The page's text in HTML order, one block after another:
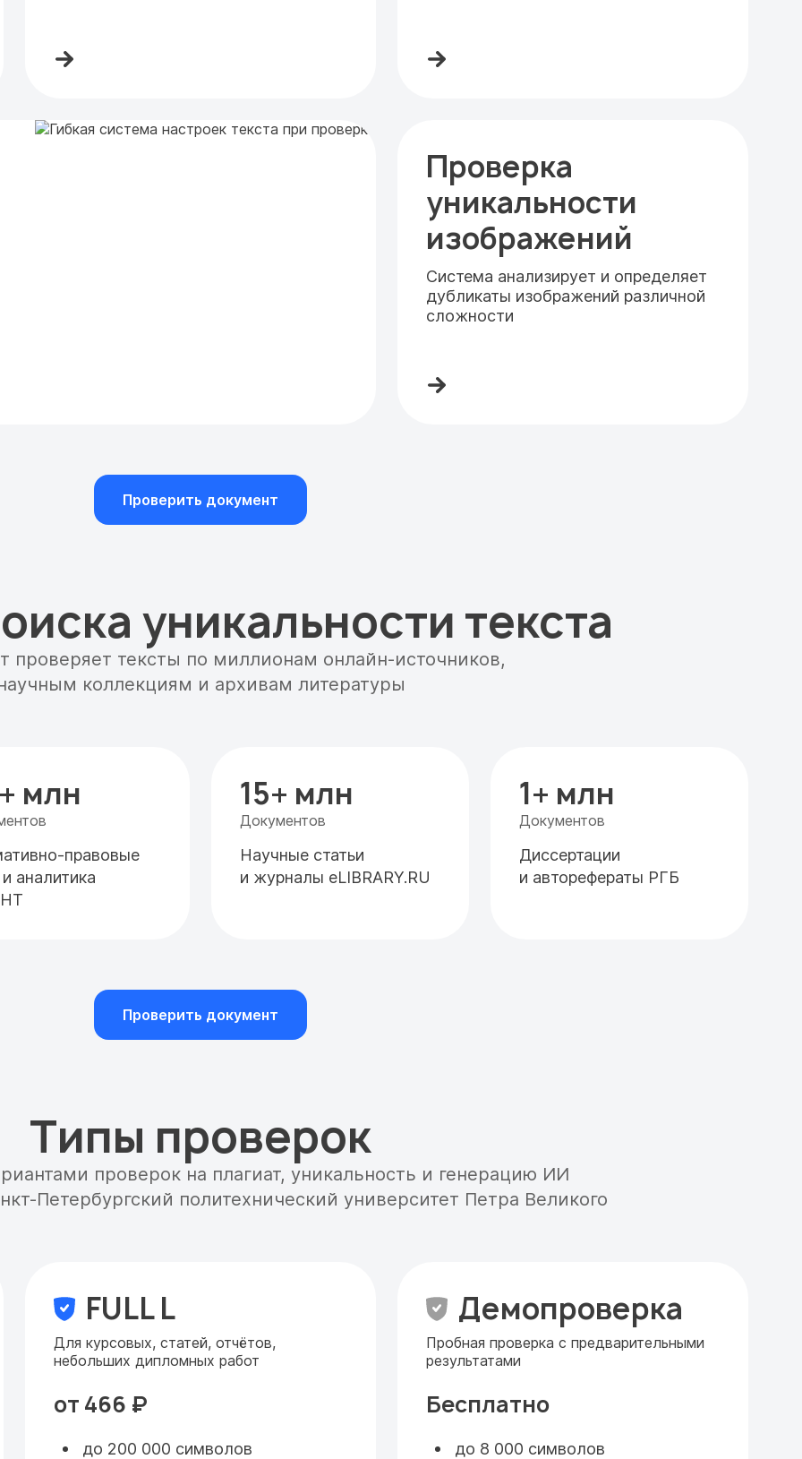
Проверка
уникальности
изображений
Система анализирует и определяет
дубликаты изображений различной
сложности
Проверить документ
уникальности текста
проверяет тексты по миллионам онлайн-источников,
коллекциям и архивам литературы
млн
правовые
аналитика
15+ млн
Документов
Научные статьи
и журналы eLIBRARY.RU
1+ млн
Документов
Диссертации
и авторефераты РГБ
Проверить документ
Типы проверок
проверок на плагиат, уникальность и генерацию ИИ
Петербургский политехнический университет Петра Великого
FULL L
Для курсовых, статей, отчётов,
небольших дипломных работ
от 466 ₽
до 200 000 символов
Демопроверка
Пробная проверка с предварительными
результатами
Бесплатно
до 8 000 символов